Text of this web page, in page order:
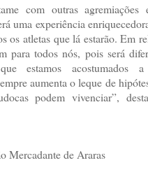
com outras agremiações
uma experiência
os atletas que lá estarão. Em
para todos nós, pois será
estamos acostumados
aumenta o leque de
podem vivenciar”,
Mercadante de Araras